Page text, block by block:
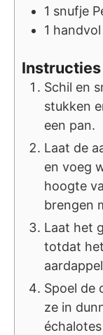
1 snufje
1 handvol
Instructies
Schil en
stukken
een pan.
Laat de
en voeg
hoogte
brengen
Laat het
totdat
Spoel de
ze in